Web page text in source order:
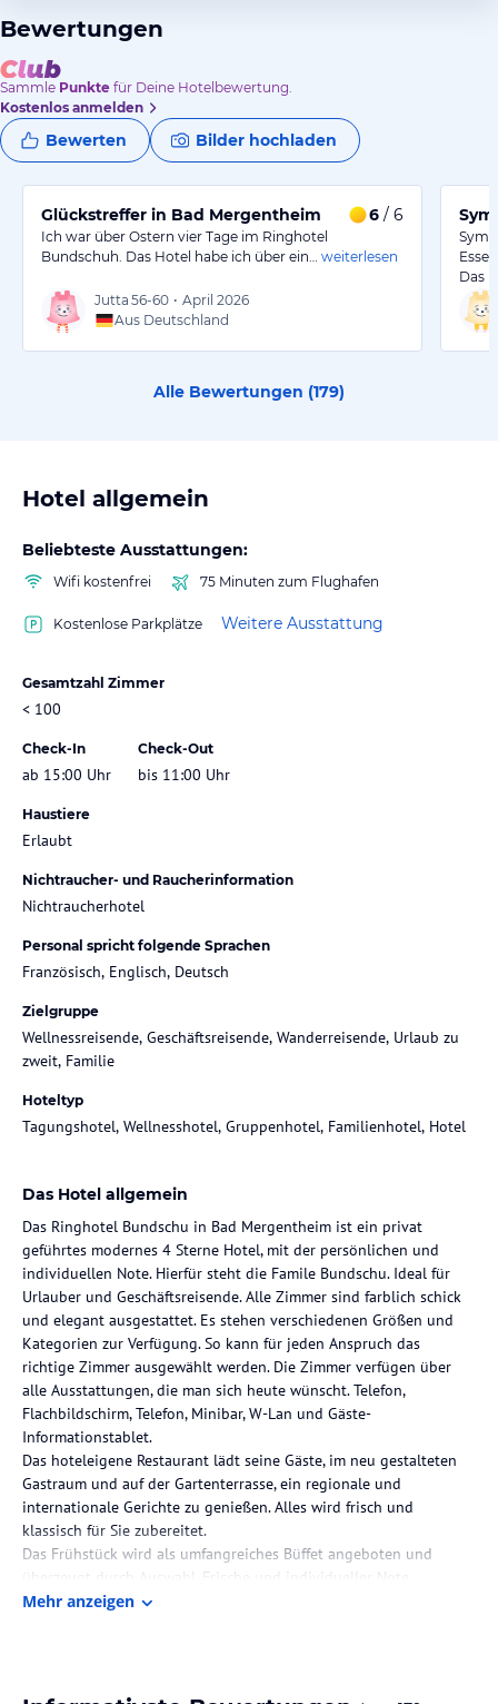
Bewertungen
Sammle Punkte für Deine Hotelbewertung.
Kostenlos anmelden
Bewerten Bilder hochladen
Glückstreffer in Bad Mergentheim 6 / 6
Ich war über Ostern vier Tage im Ringhotel
Bundschuh. Das Hotel habe ich über ein…
weiterlesen
Jutta 56-60 • April 2026
Aus Deutschland
Das
Alle Bewertungen (179)
Hotel allgemein
Beliebteste Ausstattungen:
Wifi kostenfrei 75 Minuten zum Flughafen
Kostenlose Parkplätze Weitere Ausstattung
Gesamtzahl Zimmer
< 100
Check-In
ab 15:00 Uhr
Check-Out
bis 11:00 Uhr
Haustiere
Erlaubt
Nichtraucher- und Raucherinformation
Nichtraucherhotel
Personal spricht folgende Sprachen
Französisch, Englisch, Deutsch
Zielgruppe
Wellnessreisende, Geschäftsreisende, Wanderreisende, Urlaub zu
zweit, Familie
Hoteltyp
Tagungshotel, Wellnesshotel, Gruppenhotel, Familienhotel, Hotel
Das Hotel allgemein
Das Ringhotel Bundschu in Bad Mergentheim ist ein privat
geführtes modernes 4 Sterne Hotel, mit der persönlichen und
individuellen Note. Hierfür steht die Famile Bundschu. Ideal für
Urlauber und Geschäftsreisende. Alle Zimmer sind farblich schick
und elegant ausgestattet. Es stehen verschiedenen Größen und
Kategorien zur Verfügung. So kann für jeden Anspruch das
richtige Zimmer ausgewählt werden. Die Zimmer verfügen über
alle Ausstattungen, die man sich heute wünscht. Telefon,
Flachbildschirm, Telefon, Minibar, W-Lan und Gäste-
Informationstablet.
Das hoteleigene Restaurant lädt seine Gäste, im neu gestalteten
Gastraum und auf der Gartenterrasse, ein regionale und
internationale Gerichte zu genießen. Alles wird frisch und
klassisch für Sie zubereitet.
Das Frühstück wird als umfangreiches Büffet angeboten und
überzeugt durch Auswahl, Frische und individueller Note.
Das Hotel liegt ideal, zentral in Bad Mergentheim und dennoch
Der historische Stadtkern mit Einkaufsmöglichkeiten und der
Mehr anzeigen